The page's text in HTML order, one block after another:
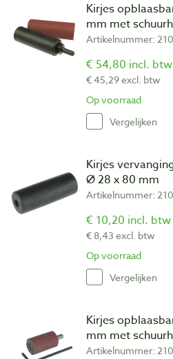
Kirjes
mm met
Artikelnummer:
€ 54,80 incl. btw
€ 45,29 excl. btw
Op voorraad
Vergelijken
Kirjes
Ø 28 x 80 mm
Artikelnummer:
€ 10,20 incl. btw
€ 8,43 excl. btw
Op voorraad
Vergelijken
Kirjes
mm met
Artikelnummer: